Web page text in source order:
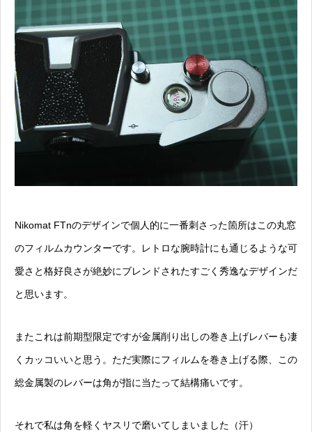
Nikomat FTnのデザインで個人的に一番刺さった箇所はこの丸窓
のフィルムカウンターです。レトロな腕時計にも通じるような可
愛さと格好良さが絶妙にブレンドされたすごく秀逸なデザインだ
と思います。
またこれは前期型限定ですが金属削り出しの巻き上げレバーも凄
くカッコいいと思う。ただ実際にフィルムを巻き上げる際、この
総金属製のレバーは角が指に当たって結構痛いです。
それで私は角を軽くヤスリで磨いてしまいました（汗）